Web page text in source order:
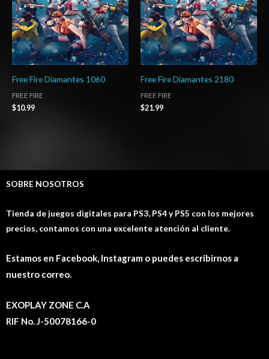
Free Fire Diamantes 1060
FREE FIRE
$10.99
Free Fire Diamantes 2180
FREE FIRE
$21.99
SOBRE NOSOTROS
Tienda de juegos digitales para PS3, PS4 y PS5 con los mejores
precios, contamos con una excelente atención al cliente.
Estamos en Facebook, Instagram o puedes escribirnos a
nuestro correo.
EXOPLAY ZONE C.A
RIF No. J-50078166-0